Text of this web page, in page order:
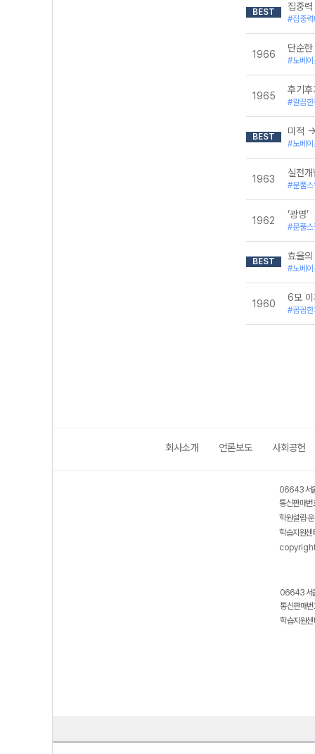
BEST 집중
#집중
1966
단순
#노베
1965
후기후
#깔끔한
BEST 미적
#노베
1963
실전
#문풀
1962
‘광명’
#문풀
BEST 효율
#노베
1960
6모
#꼼꼼
회사소개 언론보도 사회공헌
06643 서
통신판매
학원설립·
학습지원
06643 서
통신판매
학습지원